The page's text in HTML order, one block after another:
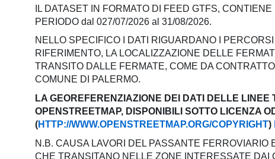
Linee
Guida
Open
Data
IL DATASET IN FORMATO DI FEED GTFS,
PERIODO dal 027/07/2026 al 31/08/2026.
NELLO SPECIFICO I DATI RIGUARDANO I
RIFERIMENTO, LA LOCALIZZAZIONE DELLE
TRANSITO DALLE FERMATE, COME DA
COMUNE DI PALERMO.
LA GEOREFERENZIAZIONE DEI DATI DELLE
OPENSTREETMAP, DISPONIBILI SOTTO LICENZA
(HTTP://WWW.OPENSTREETMAP.ORG/COPYRIGHT)
N.B. CAUSA LAVORI DEL PASSANTE
CHE TRANSITANO NELLE ZONE INTERESSATE DAI